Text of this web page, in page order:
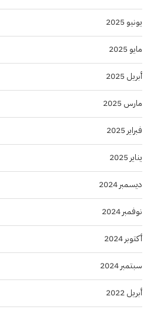
يونيو 2025
مايو 2025
أبريل 2025
مارس 2025
فبراير 2025
يناير 2025
ديسمبر 2024
نوفمبر 2024
أكتوبر 2024
سبتمبر 2024
أبريل 2022